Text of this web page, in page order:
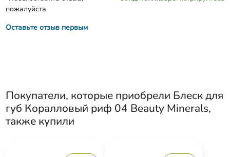
пожалуйста
Оставьте отзыв первым
Покупатели, которые приобрели Блеск для
губ Коралловый риф 04 Beauty Minerals,
также купили